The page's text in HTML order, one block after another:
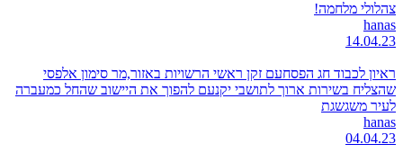
צהלולי מלחמה!
hanas
14.04.23
ראיון לכבוד חג הפסחעם זקן ראשי הרשויות באזור,מר סימון אלפסי
שהצליח בשירות ארוך לתושבי יקנעם להפוך את היישוב שהחל כמעברה
לעיר משגשגת
hanas
04.04.23